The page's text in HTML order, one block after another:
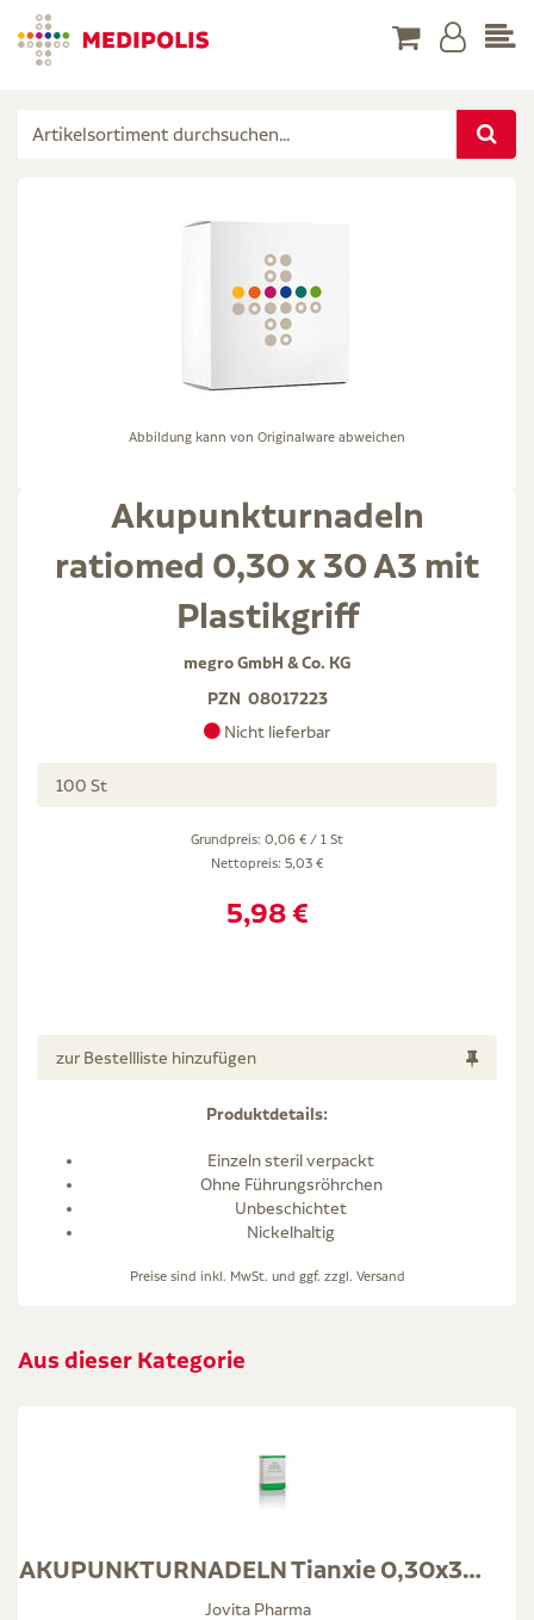
Abbildung kann von Originalware abweichen
Akupunkturnadeln
ratiomed 0,30 x 30 A3 mit
Plastikgriff
megro GmbH & Co. KG
PZN 08017223
Nicht lieferbar
100 St
Grundpreis: 0,06 € / 1 St
Nettopreis: 5,03 €
5,98 €
zur Bestellliste hinzufügen
Produktdetails:
Einzeln steril verpackt
Ohne Führungsröhrchen
Unbeschichtet
Nickelhaltig
Preise sind inkl. MwSt. und ggf. zzgl. Versand
Aus dieser Kategorie
AKUPUNKTURNADELN Tianxie 0,30x30 mm ster.Einm.
Jovita Pharma